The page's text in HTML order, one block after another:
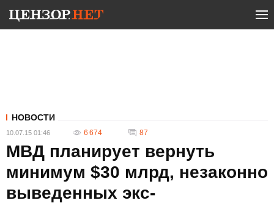
НОВОСТИ
10.07.15 01:46 6 674 87
МВД планирует вернуть
минимум $30 млрд, незаконно
выведенных экс-